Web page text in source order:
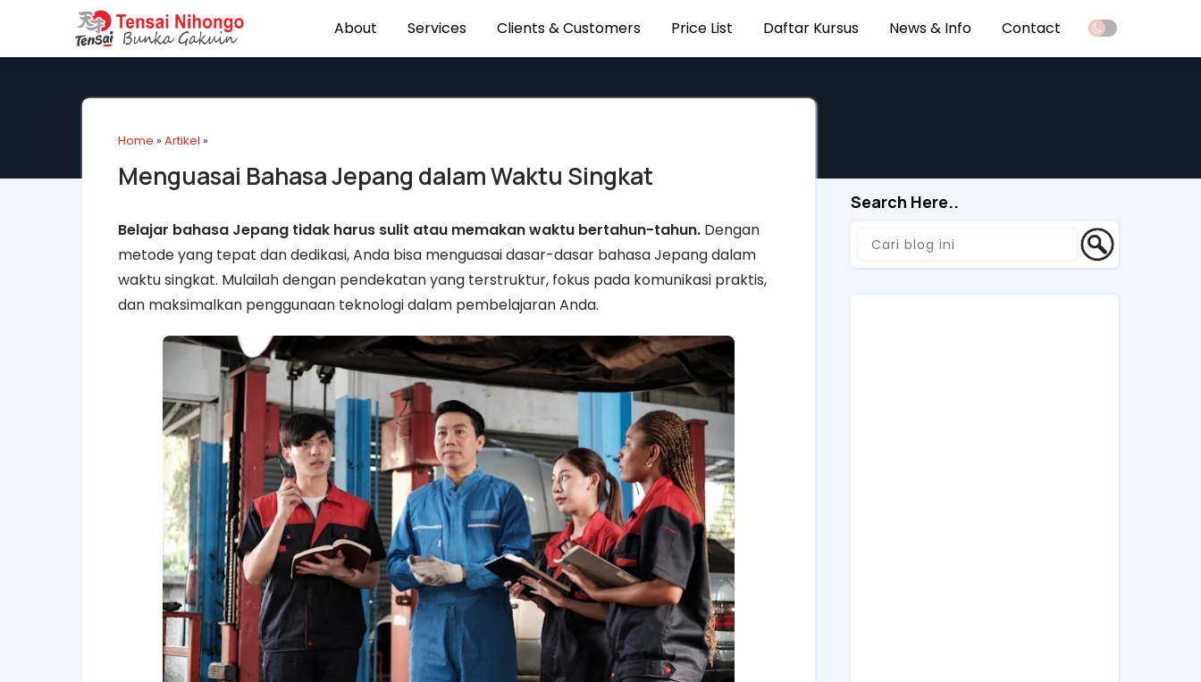
About Services Clients & Customers Price List Daftar Kursus News & Info Contact
Home »Artikel »
Menguasai Bahasa Jepang dalam Waktu Singkat
Belajar bahasa Jepang tidak harus sulit atau memakan waktu bertahun-tahun. Dengan
metode yang tepat dan dedikasi, Anda bisa menguasai dasar-dasar bahasa Jepang dalam
waktu singkat. Mulailah dengan pendekatan yang terstruktur, fokus pada komunikasi praktis,
dan maksimalkan penggunaan teknologi dalam pembelajaran Anda.
Search Here..